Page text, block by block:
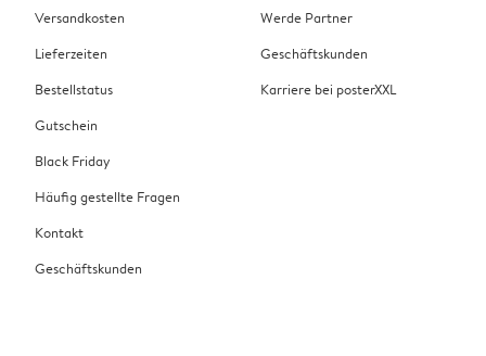
Versandkosten
Lieferzeiten
Bestellstatus
Gutschein
Black Friday
Häufig gestellte Fragen
Kontakt
Geschäftskunden
Werde Partner
Geschäftskunden
Karriere bei posterXXL